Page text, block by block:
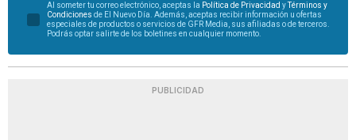
Al someter tu correo electrónico, aceptas la Política de Privacidad yTérminos y
Condiciones de El Nuevo Día. Además, aceptas recibir información u ofertas
especiales de productos o servicios de GFR Media, sus afiliadas o de terceros.
Podrás optar salirte de los boletines en cualquier momento.
PUBLICIDAD